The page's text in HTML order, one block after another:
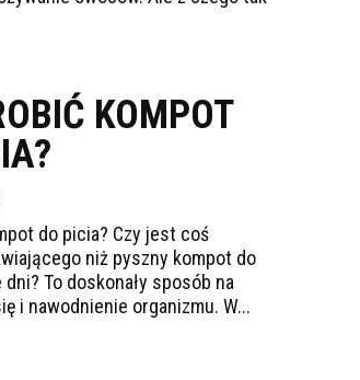
KOMPOT
do picia? Czy jest coś
niż pyszny kompot do
To doskonały sposób na
i nawodnienie organizmu. W...